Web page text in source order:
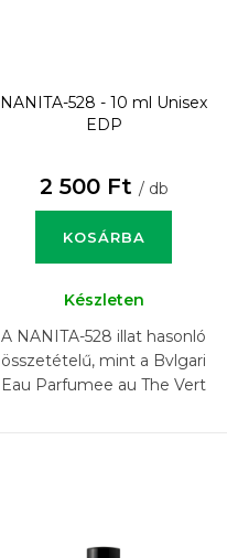
NANITA-528 - 10 ml Unisex
EDP
2 500 Ft / db
KOSÁRBA
Készleten
A NANITA-528 illat hasonló
összetételű, mint a Bvlgari
Eau Parfumee au The Vert